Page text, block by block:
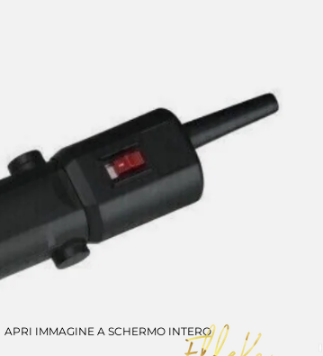
APRI IMMAGINE A SCHERMO INTERO